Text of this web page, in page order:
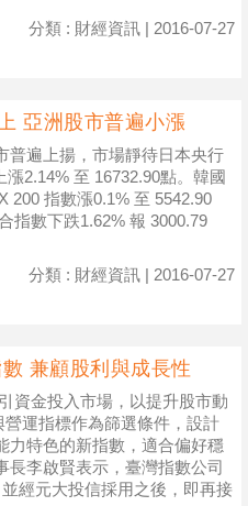
分類 : 財經資訊 | 2016-07-27
亞洲股市普遍小漲
普遍上揚，市場靜待日本央行
2.14% 至 16732.90點。韓國
200 指數漲0.1% 至 5542.90
指數下跌1.62% 報 3000.79
分類 : 財經資訊 | 2016-07-27
兼顧股利與成長性
資金投入市場，以提升股市動
運指標作為篩選條件，設計
力特色的新指數，適合偏好穩
李啟賢表示，臺灣指數公司
經元大投信採用之後，即再接